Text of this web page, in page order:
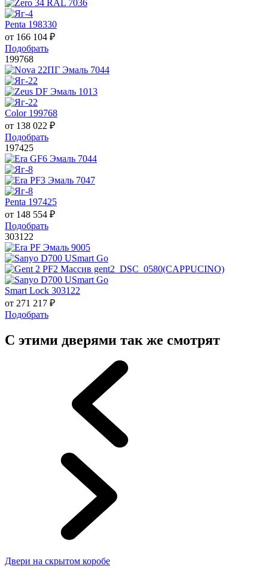
Penta 198330
от 166 104 ₽
Подобрать
199768
Color 199768
от 138 022 ₽
Подобрать
197425
Penta 197425
от 148 554 ₽
Подобрать
303122
Smart Lock 303122
от 271 217 ₽
Подобрать
С этими дверями так же смотрят
Двери на скрытом коробе